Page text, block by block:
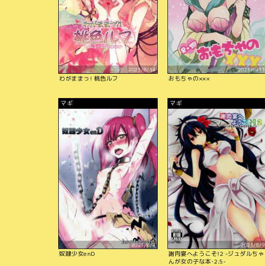
2023/8/14
わがままっ! 桃色ルフ
2023/8/11
おもちゃの×××
マギ
2023/8/9
奴隷少女enD
マギ
2023/8/9
謝肉宴へようこそ!2 -ジュダルちゃ
んが女の子な本･2.5-